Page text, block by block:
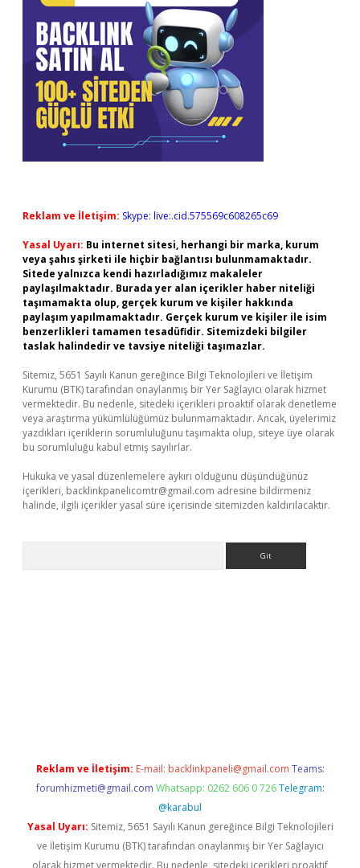
Reklam ve İletişim: Skype: live:.cid.575569c608265c69
Yasal Uyarı: Bu internet sitesi, herhangi bir marka, kurum
veya şahıs şirketi ile hiçbir bağlantısı bulunmamaktadır.
Sitede yalnızca kendi hazırladığımız makaleler
paylaşılmaktadır. Burada yer alan içerikler haber niteliği
taşımamakta olup, gerçek kurum ve kişiler hakkında
paylaşım yapılmamaktadır. Gerçek kurum ve kişiler ile isim
benzerlikleri tamamen tesadüfidir. Sitemizdeki bilgiler
taslak halindedir ve tavsiye niteliği taşımazlar.
Sitemiz, 5651 Sayılı Kanun gereğince Bilgi Teknolojileri ve İletişim
Kurumu (BTK) tarafından onaylanmış bir Yer Sağlayıcı olarak hizmet
vermektedir. Bu nedenle, sitedeki içerikleri proaktif olarak denetleme
veya araştırma yükümlülüğümüz bulunmamaktadır. Ancak, üyelerimiz
yazdıkları içeriklerin sorumluluğunu taşımakta olup, siteye üye olarak
bu sorumluluğu kabul etmiş sayılırlar.
Hukuka ve yasal düzenlemelere aykırı olduğunu düşündüğünüz
içerikleri, backlinkpanelicomtr@gmail.com adresine bildirmeniz
halinde, ilgili içerikler yasal süre içerisinde sitemizden kaldırılacaktır.
Reklam ve İletişim: E-mail: backlinkpaneli@gmail.com Teams:
forumhizmeti@gmail.com Whatsapp: 0262 606 0 726 Telegram:
@karabul
Yasal Uyarı: Sitemiz, 5651 Sayılı Kanun gereğince Bilgi Teknolojileri
ve İletişim Kurumu (BTK) tarafından onaylanmış bir Yer Sağlayıcı
olarak hizmet vermektedir. Bu nedenle, sitedeki içerikleri proaktif